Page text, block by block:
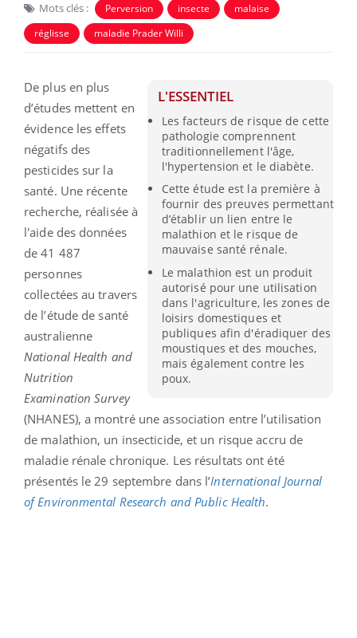
Mots clés : Perversion insecte
malaise
réglisse
maladie Prader Willi
L'ESSENTIEL
Les facteurs de risque de cette
pathologie comprennent
traditionnellement l'âge,
l'hypertension et le diabète.
Cette étude est la première à
fournir des preuves permettant
d’établir un lien entre le
malathion et le risque de
mauvaise santé rénale.
Le malathion est un produit
autorisé pour une utilisation
dans l'agriculture, les zones de
loisirs domestiques et
publiques afin d'éradiquer des
moustiques et des mouches,
mais également contre les
poux.
De plus en plus
d’études mettent en
évidence les effets
négatifs des
pesticides sur la
santé. Une récente
recherche, réalisée à
l'aide des données
de 41 487
personnes
collectées au travers
de l’étude de santé
australienne
National Health and
Nutrition
Examination Survey
(NHANES), a montré une association entre l’utilisation
de malathion, un insecticide, et un risque accru de
maladie rénale chronique. Les résultats ont été
présentés le 29 septembre dans l’International Journal
of Environmental Research and Public Health.